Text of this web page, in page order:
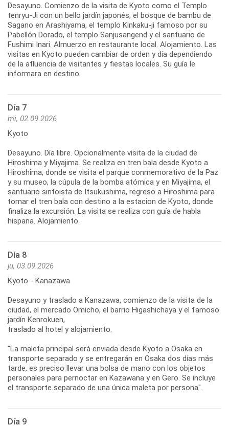
Desayuno. Comienzo de la visita de Kyoto como el Templo
tenryu-Ji con un bello jardín japonés, el bosque de bambu de
Sagano en Arashiyama, el templo Kinkaku-ji famoso por su
Pabellón Dorado, el templo Sanjusangend y el santuario de
Fushimi Inari. Almuerzo en restaurante local. Alojamiento. Las
visitas en Kyoto pueden cambiar de orden y día dependiendo
de la afluencia de visitantes y fiestas locales. Su guía le
informara en destino.
Día 7
mi, 02.09.2026
Kyoto
Desayuno. Día libre. Opcionalmente visita de la ciudad de
Hiroshima y Miyajima. Se realiza en tren bala desde Kyoto a
Hiroshima, donde se visita el parque conmemorativo de la Paz
y su museo, la cúpula de la bomba atómica y en Miyajima, el
santuario sintoista de Itsukushima, regreso a Hiroshima para
tomar el tren bala con destino a la estacion de Kyoto, donde
finaliza la excursión. La visita se realiza con guía de habla
hispana. Alojamiento.
Día 8
ju, 03.09.2026
Kyoto - Kanazawa
Desayuno y traslado a Kanazawa, comienzo de la visita de la
ciudad, el mercado Omicho, el barrio Higashichaya y el famoso
jardín Kenrokuen,
traslado al hotel y alojamiento.
"La maleta principal será enviada desde Kyoto a Osaka en
transporte separado y se entregarán en Osaka dos días más
tarde, es preciso llevar una bolsa de mano con los objetos
personales para pernoctar en Kazawana y en Gero. Se incluye
el transporte separado de una única maleta por persona".
Día 9